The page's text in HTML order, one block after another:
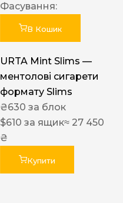
Фасування:
В Кошик
URTA Mint Slims —
ментолові сигарети
формату Slims
₴630 за блок
$610 за ящик≈ 27 450
₴
Купити